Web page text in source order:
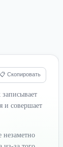
📋 Скопировать
и совершает
незаметно